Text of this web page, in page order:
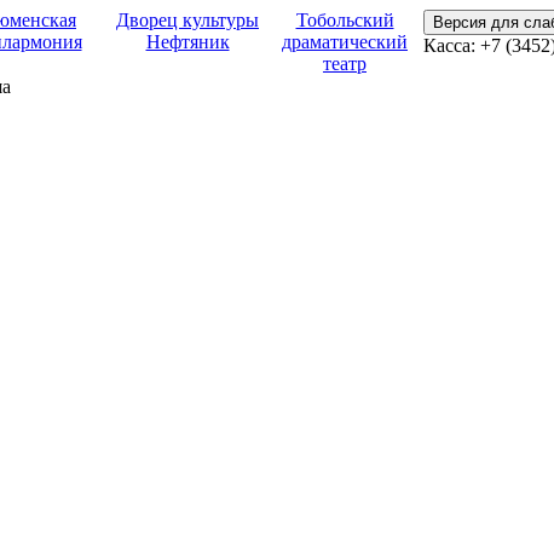
Дворец культуры
Нефтяник
Тобольский
драматический
театр
Версия для
Касса: +7